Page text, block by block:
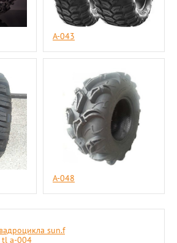
A-043
A-048